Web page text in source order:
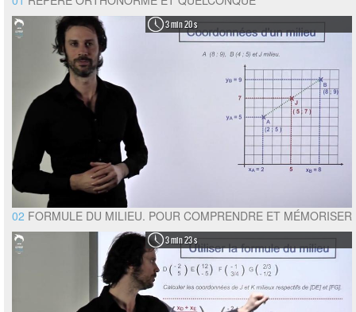
3 min 20 s
02 FORMULE DU MILIEU. POUR COMPRENDRE ET MÉMORISER
3 min 23 s